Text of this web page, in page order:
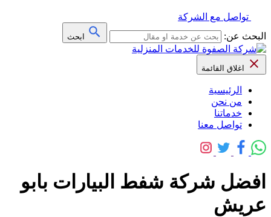
تواصل مع الشركة
البحث عن:
ابحث
اغلاق القائمة
الرئيسية
من نحن
خدماتنا
تواصل معنا
افضل شركة شفط البيارات بابو
عريش